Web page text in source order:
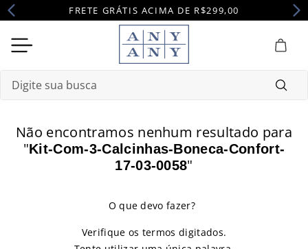
FRETE GRÁTIS ACIMA DE R$299,00
Não encontramos nenhum resultado para
"Kit-Com-3-Calcinhas-Boneca-Confort-
17-03-0058"
Verifique os termos digitados.
camisola